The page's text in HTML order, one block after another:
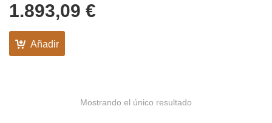
1.893,09 €
Añadir
Mostrando el único resultado